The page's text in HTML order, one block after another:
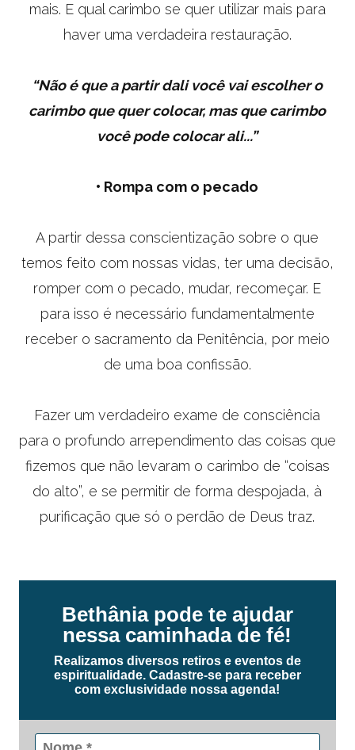
mais. E qual carimbo se quer utilizar mais para
haver uma verdadeira restauração.
“Não é que a partir dali você vai escolher o
carimbo que quer colocar, mas que carimbo
você pode colocar ali...”
• Rompa com o pecado
A partir dessa conscientização sobre o que
temos feito com nossas vidas, ter uma decisão,
romper com o pecado, mudar, recomeçar. E
para isso é necessário fundamentalmente
receber o sacramento da Penitência, por meio
de uma boa confissão.
Fazer um verdadeiro exame de consciência
para o profundo arrependimento das coisas que
fizemos que não levaram o carimbo de “coisas
do alto”, e se permitir de forma despojada, à
purificação que só o perdão de Deus traz.
Bethânia pode te ajudar
nessa caminhada de fé!
Realizamos diversos retiros e eventos de
espiritualidade. Cadastre-se para receber
com exclusividade nossa agenda!